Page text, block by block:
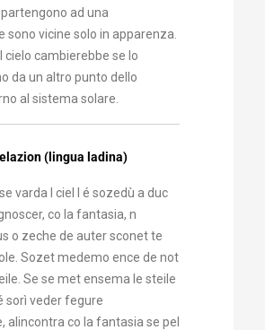
ad una
sono vicine solo in apparenza.
cielo cambierebbe se lo
da un altro punto dello
al sistema solare.
(lingua ladina)
varda l ciel l é sozedù a duc
co la fantasia, n
o zeche de auter sconet te
Sozet medemo ence de not
Se se met ensema le steile
sorì veder fegure
alincontra co la fantasia se pel